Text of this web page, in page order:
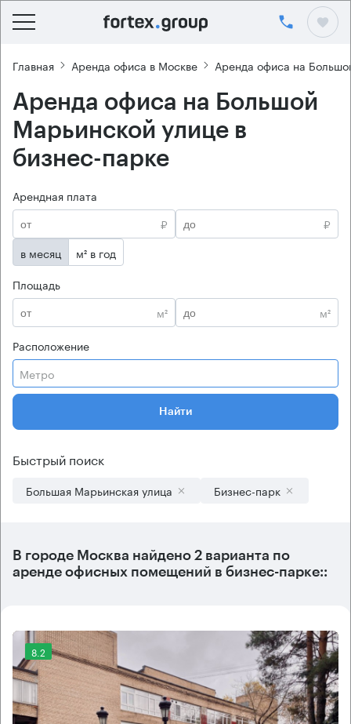
Главная Аренда офиса в Москве Аренда офиса на
Аренда офиса на Большой
Марьинской улице в
бизнес-парке
Арендная плата
₽
₽
в месяц
м² в год
Площадь
м²
м²
Расположение
Метро
Найти
Быстрый поиск
Большая Марьинская улица Бизнес-парк
В городе Москва найдено 2 варианта по
аренде офисных помещений в бизнес-парке::
8.2